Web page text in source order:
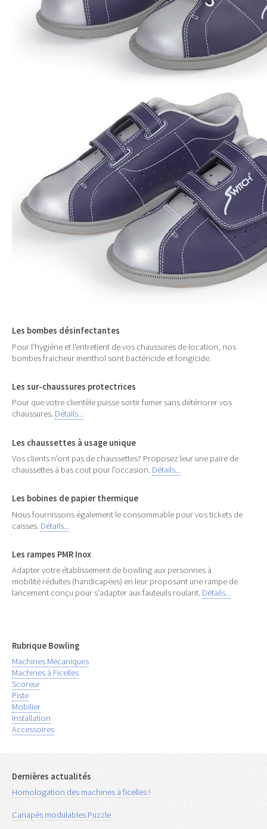
Les bombes désinfectantes
Pour l’hygiène et l'entretient de vos chaussures de location, nos
bombes fraicheur menthol sont bactéricide et fongicide.
Les sur-chaussures protectrices
Pour que votre clientèle puisse sortir fumer sans détériorer vos
chaussures. Détails...
Les chaussettes à usage unique
Vos clients n'ont pas de chaussettes? Proposez leur une paire de
chaussettes à bas cout pour l'occasion. Détails...
Les bobines de papier thermique
Nous fournissons également le consommable pour vos tickets de
caisses. Détails...
Les rampes PMR Inox
Adapter votre établissement de bowling aux personnes à
mobilité réduites (handicapées) en leur proposant une rampe de
lancement conçu pour s'adapter aux fauteuils roulant. Détails...
Rubrique Bowling
Machines Mécaniques
Machines à Ficelles
Scoreur
Piste
Mobilier
Installation
Accessoires
Dernières actualités
Homologation des machines à ficelles !
Canapés modulables Puzzle